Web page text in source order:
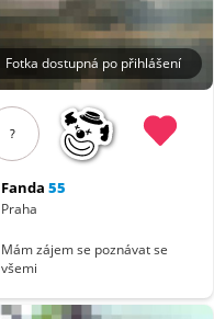
Fotka dostupná po přihlášení
?
Fanda 55
Praha
Mám zájem se poznávat se
všemi